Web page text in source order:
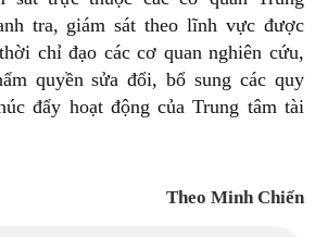
tra, giám sát theo lĩnh vực được
chỉ đạo các cơ quan nghiên cứu,
quyền sửa đổi, bổ sung các quy
đẩy hoạt động của Trung tâm tài
Theo Minh Chiến